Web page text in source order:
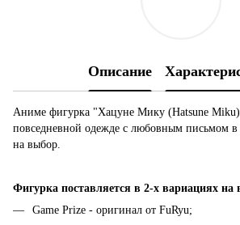
Описание
Аниме фигурка "Хацуне Мику (Hatsune
повседневной одежде с любовным письмом в
на выбор.
Фигурка поставляется в 2-х вариациях на
Game Prize - оригинал от FuRyu;